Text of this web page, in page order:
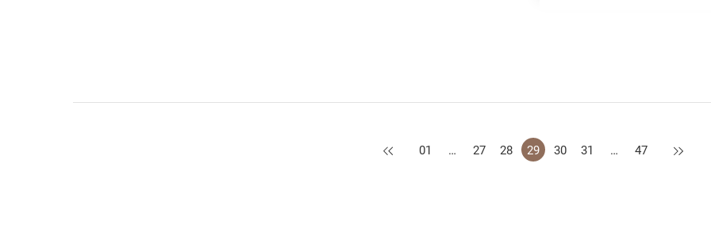
上一页
01 … 27 28 29 30 31 … 47 下一页